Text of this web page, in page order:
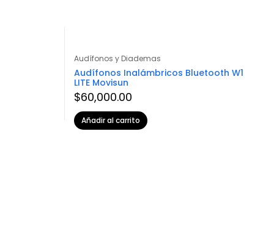
Audífonos y Diademas
Audífonos Inalámbricos Bluetooth W1
LITE Movisun
$60,000.00
Añadir al carrito